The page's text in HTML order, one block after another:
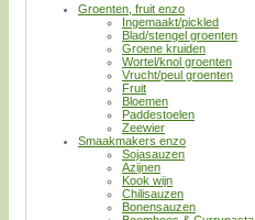
Groenten, fruit enzo
Ingemaakt/pickled
Blad/stengel groenten
Groene kruiden
Wortel/knol groenten
Vrucht/peul groenten
Fruit
Bloemen
Paddestoelen
Zeewier
Smaakmakers enzo
Sojasauzen
Azijnen
Kook wijn
Chilisauzen
Bonensauzen